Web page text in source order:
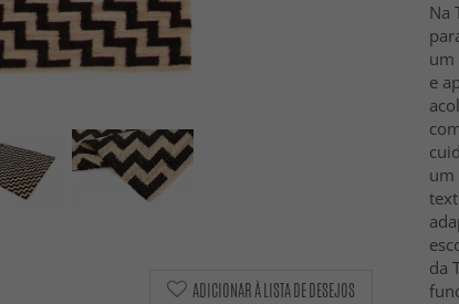
Na
um
e
um
da
ADICIONAR À LISTA DE DESEJOS